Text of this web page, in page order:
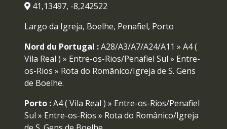
41,13497, -8,242522
Largo da Igreja, Boelhe, Penafiel, Porto
Nord du Portugal :A28/A3/A7/A24/A11 » A4 (
Vila Real ) » Entre-os-Rios/Penafiel Sul » Entre-
os-Rios » Rota do Românico/Igreja de S. Gens
de Boelhe.
Porto :A4 ( Vila Real ) » Entre-os-Rios/Penafiel
Sul » Entre-os-Rios » Rota do Românico/Igreja